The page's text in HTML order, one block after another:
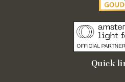
Quick